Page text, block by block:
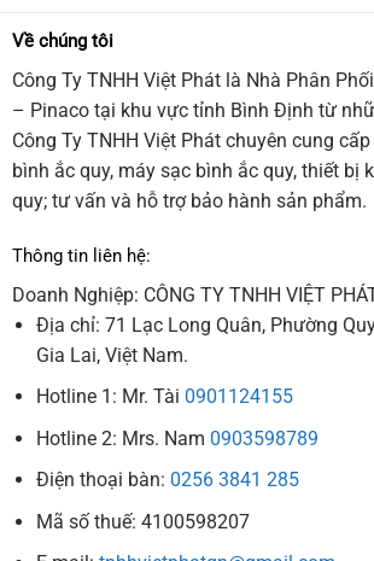
Về chúng tôi
Công Ty TNHH Việt Phát là Nhà Phân
– Pinaco tại khu vực tỉnh Bình Định từ
Công Ty TNHH Việt Phát chuyên cung
bình ắc quy, máy sạc bình ắc quy, thiết bị
quy; tư vấn và hỗ trợ bảo hành sản phẩm.
Thông tin liên hệ:
Doanh Nghiệp: CÔNG TY TNHH VIỆT
Địa chỉ: 71 Lạc Long Quân, Phường
Gia Lai, Việt Nam.
Hotline 1: Mr. Tài 0901124155
Hotline 2: Mrs. Nam 0903598789
Điện thoại bàn: 0256 3841 285
Mã số thuế: 4100598207